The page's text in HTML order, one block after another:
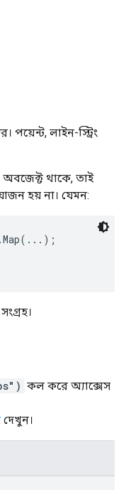
পয়েন্ট, লাইন-স্ট্রিং
অবজেক্ট থাকে, তাই
হয় না। যেমন:
কল করে অ্যাক্সেস
দেখুন।